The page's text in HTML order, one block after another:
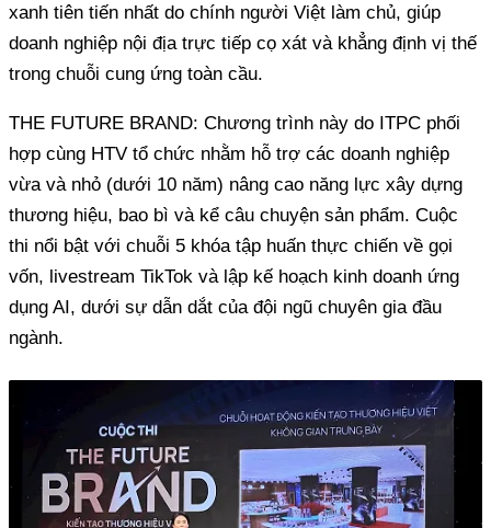
xanh tiên tiến nhất do chính người Việt làm chủ, giúp
doanh nghiệp nội địa trực tiếp cọ xát và khẳng định vị thế
trong chuỗi cung ứng toàn cầu.
THE FUTURE BRAND: Chương trình này do ITPC phối
hợp cùng HTV tổ chức nhằm hỗ trợ các doanh nghiệp
vừa và nhỏ (dưới 10 năm) nâng cao năng lực xây dựng
thương hiệu, bao bì và kể câu chuyện sản phẩm. Cuộc
thi nổi bật với chuỗi 5 khóa tập huấn thực chiến về gọi
vốn, livestream TikTok và lập kế hoạch kinh doanh ứng
dụng AI, dưới sự dẫn dắt của đội ngũ chuyên gia đầu
ngành.